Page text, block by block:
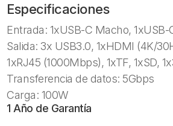
Especificaciones
Entrada: 1xUSB-C Macho,
Salida: 3x USB3.0, 1xHDMI (4K/
1xRJ45 (1000Mbps), 1xTF, 1xSD,
Transferencia de datos: 5Gbps
Carga: 100W
1 Año de Garantía